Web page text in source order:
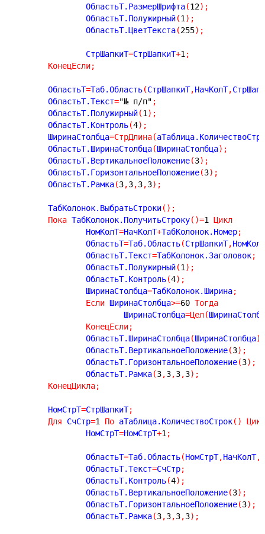
		ОбластьТ.РазмерШрифта
(12) ;
		ОбластьТ.Полужирный
(1 ) ;
		ОбластьТ.ЦветТекста
(255) ;
		СтрШапкиТ
=СтрШапкиТ+1 ;
КонецЕсли;
	ОбластьТ
=Таб.Область(СтрШапкиТ,НачКолТ,
	ОбластьТ.Текст
="№ п/п" ;
	ОбластьТ.Полужирный
(1 ) ;
	ОбластьТ.Контроль
(4) ;
	ШиринаСтолбца
=СтрДлина(
	ОбластьТ.ШиринаСтолбца
(ШиринаСтолбца) ;
	ОбластьТ.ВертикальноеПоложение
(3) ;
	ОбластьТ.ГоризонтальноеПоложение
(3) ;
	ОбластьТ.Рамка
(3,3,3,3) ;
	ТабКолонок.ВыбратьСтроки
( ) ;
Пока ТабКолонок.ПолучитьСтроку( )=1
Цикл
		НомКолТ
=НачКолТ+ТабКолонок.Номер;
		ОбластьТ
=Таб.Область(СтрШапкиТ,
		ОбластьТ.Текст
=ТабКолонок.Заголовок;
		ОбластьТ.Полужирный
(1 ) ;
		ОбластьТ.Контроль
(4) ;
		ШиринаСтолбца
=ТабКолонок.Ширина;
Если ШиринаСтолбца>=60 Тогда
			ШиринаСтолбца
=Цел(
КонецЕсли;
		ОбластьТ.ШиринаСтолбца
(ШиринаСтолбца)
		ОбластьТ.ВертикальноеПоложение
(3) ;
		ОбластьТ.ГоризонтальноеПоложение
(3) ;
		ОбластьТ.Рамка
(3,3,3,3) ;
КонецЦикла;
	НомСтрТ
=СтрШапкиТ;
Для СчСтр=1 По аТаблица.КоличествоСтрок( )
		НомСтрТ
=НомСтрТ+1 ;
		ОбластьТ
=Таб.Область(НомСтрТ,НачКолТ,
		ОбластьТ.Текст
=СчСтр;
		ОбластьТ.Контроль
(4) ;
		ОбластьТ.ВертикальноеПоложение
(3) ;
		ОбластьТ.ГоризонтальноеПоложение
(3) ;
		ОбластьТ.Рамка
(3,3,3,3) ;